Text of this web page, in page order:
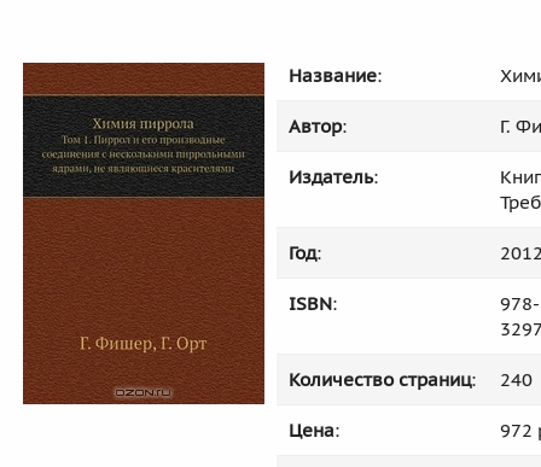
Название:
Автор: Г.
Издатель:
Год:
ISBN:
Количество страниц: 240
Цена: 972